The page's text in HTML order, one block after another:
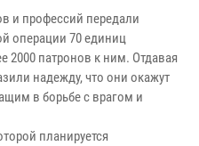
и профессий передали
операции 70 единиц
2000 патронов к ним. Отдавая
надежду, что они окажут
в борьбе с врагом и
планируется